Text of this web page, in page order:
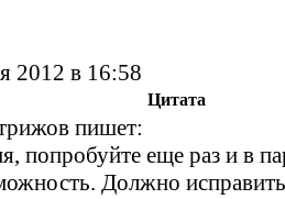
2012 в 16:58
Цитата
пишет:
попробуйте еще раз и в
Должно